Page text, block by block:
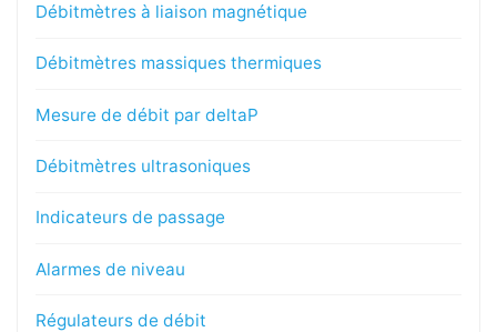
Débitmètres à liaison magnétique
Débitmètres massiques thermiques
Mesure de débit par deltaP
Débitmètres ultrasoniques
Indicateurs de passage
Alarmes de niveau
Régulateurs de débit